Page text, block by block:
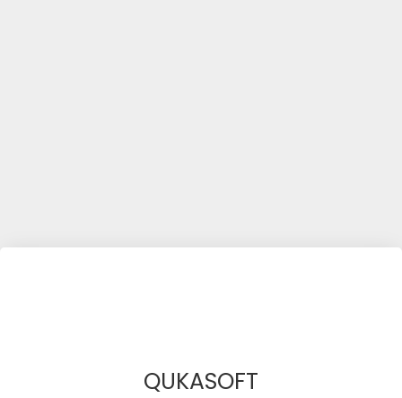
QUKASOFT